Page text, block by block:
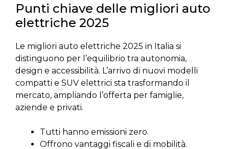
Punti chiave delle migliori auto
elettriche 2025
Le migliori auto elettriche 2025 in Italia si
distinguono per l’equilibrio tra autonomia,
design e accessibilità. L’arrivo di nuovi modelli
compatti e SUV elettrici sta trasformando il
mercato, ampliando l’offerta per famiglie,
aziende e privati.
Tutti hanno emissioni zero.
Offrono vantaggi fiscali e di mobilità.